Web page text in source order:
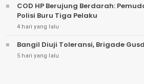
COD HP Berujung Berdarah:
Polisi Buru Tiga Pelaku
4 hari yang lalu
Bangil Diuji Toleransi, Brigade
5 hari yang lalu